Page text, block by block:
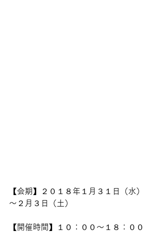
【会期】２０１８年１月３１日（水）
～２月３日（土）
【開催時間】１０：００～１８：００